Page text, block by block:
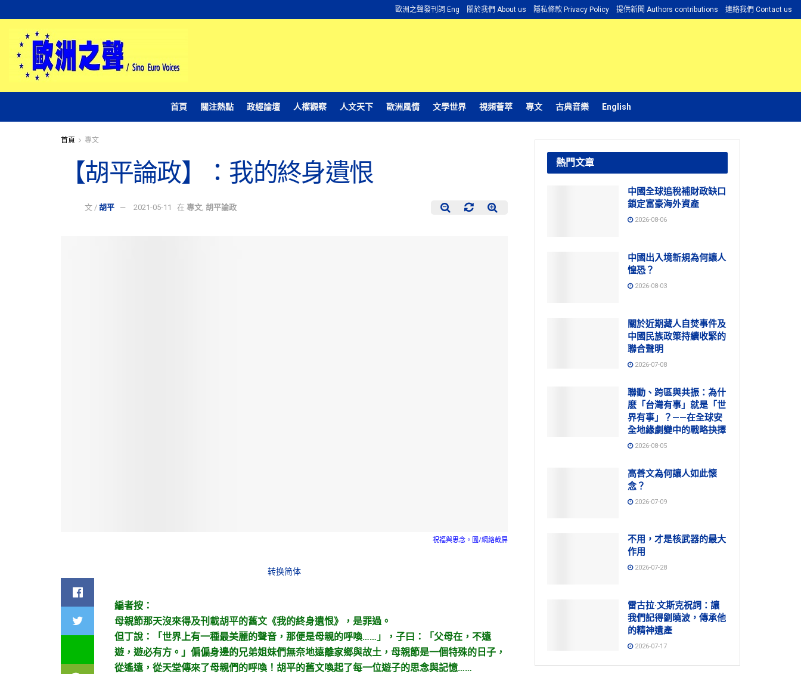
歐洲之聲發刊詞 Eng 關於我們 About us 隱私條款 Privacy Policy 提供新聞 Authors contributions 連絡我們 Contact us
首頁 關注熱點 政經論壇 人權觀察 人文天下 歐洲風情 文學世界 視頻薈萃 專文 古典音樂 English
首頁 專文
【胡平論政】：我的終身遺恨
文 / 胡平 2021-05-11 在 專文 ,胡平論政
祝福與思念。圖/網絡截屏
转换简体
編者按：
母親節那天沒來得及刊載胡平的舊文《我的終身遺恨》，是罪過。
但丁說：「世界上有一種最美麗的聲音，那便是母親的呼喚……」，子曰：「父母在，不遠
遊，遊必有方。」偏偏身邊的兄弟姐妹們無奈地遠離家鄉與故土，母親節是一個特殊的日子，
從遙遠，從天堂傳來了母親們的呼喚！胡平的舊文喚起了每一位遊子的思念與記憶……
熱門文章
中國全球追稅補財政缺口
鎖定富豪海外資產
2026-08-06
中國出入境新規為何讓人
惶恐？
2026-08-03
關於近期藏人自焚事件及
中國民族政策持續收緊的
聯合聲明
2026-07-08
聯動、跨區與共振：為什
麽「台灣有事」就是「世
界有事」？——在全球安
全地緣劇變中的戰略抉擇
2026-08-05
高善文為何讓人如此懷
念？
2026-07-09
不用，才是核武器的最大
作用
2026-07-28
雷古拉·文斯克祝詞：讓
我們記得劉曉波，傳承他
的精神遺產
2026-07-17